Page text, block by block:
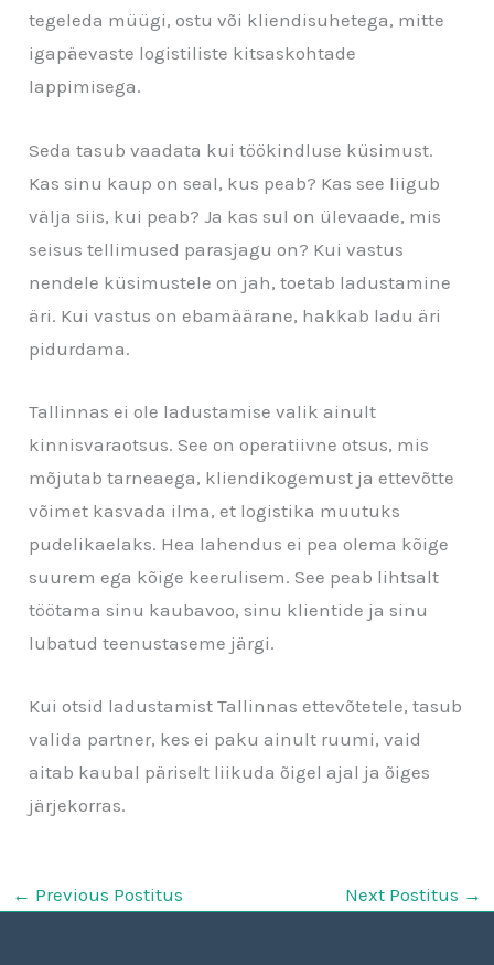
tegeleda müügi, ostu või kliendisuhetega, mitte
igapäevaste logistiliste kitsaskohtade
lappimisega.
Seda tasub vaadata kui töökindluse küsimust.
Kas sinu kaup on seal, kus peab? Kas see liigub
välja siis, kui peab? Ja kas sul on ülevaade, mis
seisus tellimused parasjagu on? Kui vastus
nendele küsimustele on jah, toetab ladustamine
äri. Kui vastus on ebamäärane, hakkab ladu äri
pidurdama.
Tallinnas ei ole ladustamise valik ainult
kinnisvaraotsus. See on operatiivne otsus, mis
mõjutab tarneaega, kliendikogemust ja ettevõtte
võimet kasvada ilma, et logistika muutuks
pudelikaelaks. Hea lahendus ei pea olema kõige
suurem ega kõige keerulisem. See peab lihtsalt
töötama sinu kaubavoo, sinu klientide ja sinu
lubatud teenustaseme järgi.
Kui otsid ladustamist Tallinnas ettevõtetele, tasub
valida partner, kes ei paku ainult ruumi, vaid
aitab kaubal päriselt liikuda õigel ajal ja õiges
järjekorras.
← Previous Postitus Next Postitus →